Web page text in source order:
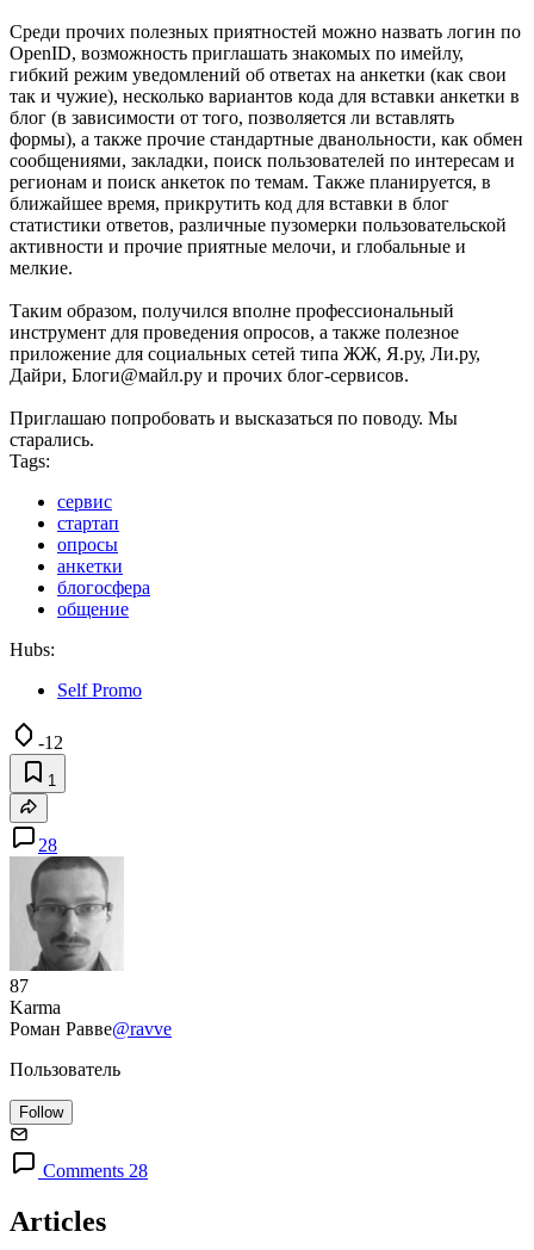
Среди прочих полезных приятностей можно назвать логин по
OpenID, возможность приглашать знакомых по имейлу,
гибкий режим уведомлений об ответах на анкетки (как свои
так и чужие), несколько вариантов кода для вставки анкетки в
блог (в зависимости от того, позволяется ли вставлять
формы), а также прочие стандартные дванольности, как обмен
сообщениями, закладки, поиск пользователей по интересам и
регионам и поиск анкеток по темам. Также планируется, в
ближайшее время, прикрутить код для вставки в блог
статистики ответов, различные пузомерки пользовательской
активности и прочие приятные мелочи, и глобальные и
мелкие.
Таким образом, получился вполне профессиональный
инструмент для проведения опросов, а также полезное
приложение для социальных сетей типа ЖЖ, Я.ру, Ли.ру,
Дайри, Блоги@майл.ру и прочих блог-сервисов.
Приглашаю попробовать и высказаться по поводу. Мы
старались.
Tags:
сервис
стартап
опросы
анкетки
блогосфера
общение
Hubs:
Self Promo
-12
1
28
87
Karma
Роман Равве@ravve
Пользователь
Follow
Comments 28
Articles